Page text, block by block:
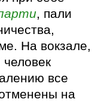
, пали
На вокзале,
все
на